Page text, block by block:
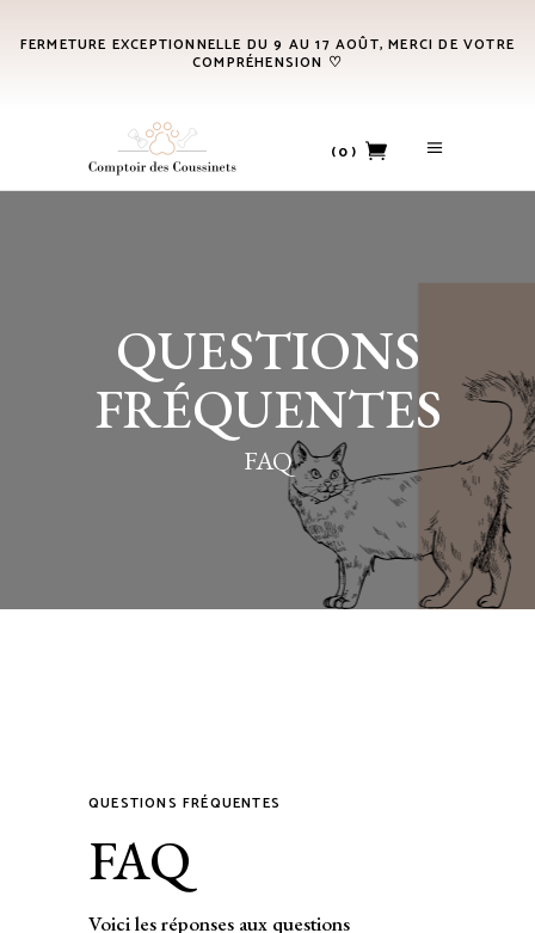
FERMETURE EXCEPTIONNELLE DU 9 AU 17 AOÛT, MERCI DE VOTRE
COMPRÉHENSION ♡
(0)
QUESTIONS
FRÉQUENTES
FAQ
QUESTIONS FRÉQUENTES
FAQ
Voici les réponses aux questions